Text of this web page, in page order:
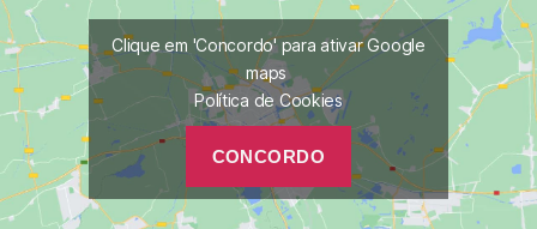
Clique em 'Concordo' para ativar Google
maps
Política de Cookies
CONCORDO